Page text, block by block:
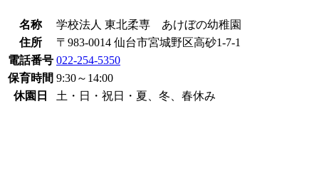
名称
学校法人 東北柔専 あけぼの幼稚園
住所
〒983-0014 仙台市宮城野区高砂1-7-1
電話番号 022-254-5350
保育時間 9:30～14:00
休園日
土・日・祝日・夏、冬、春休み